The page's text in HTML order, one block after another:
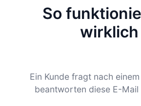
So
wirklich
Ein Kunde fragt nach
beantworten diese E-Mail